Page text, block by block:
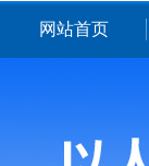
网站首页